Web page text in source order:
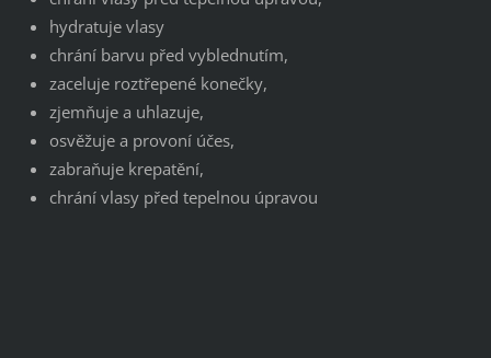
hydratuje vlasy
chrání barvu před vyblednutím,
zaceluje roztřepené konečky,
zjemňuje a uhlazuje,
osvěžuje a provoní účes,
zabraňuje krepatění,
chrání vlasy před tepelnou úpravou